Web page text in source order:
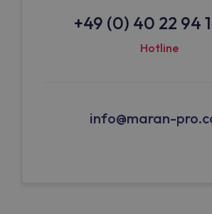
+49 (0) 40 22 94
Hotline
info@maran-